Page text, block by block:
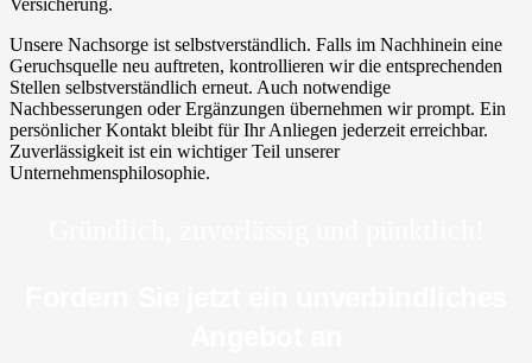
Versicherung.
Unsere Nachsorge ist selbstverständlich. Falls im Nachhinein eine
Geruchsquelle neu auftreten, kontrollieren wir die entsprechenden
Stellen selbstverständlich erneut. Auch notwendige
Nachbesserungen oder Ergänzungen übernehmen wir prompt. Ein
persönlicher Kontakt bleibt für Ihr Anliegen jederzeit erreichbar.
Zuverlässigkeit ist ein wichtiger Teil unserer
Unternehmensphilosophie.